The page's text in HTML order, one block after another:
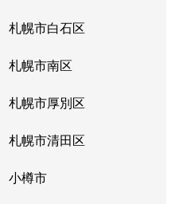
札幌市白石区
札幌市南区
札幌市厚別区
札幌市清田区
小樽市